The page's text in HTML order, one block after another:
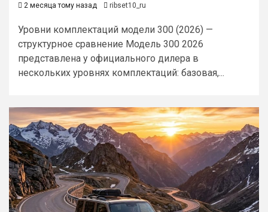
2 месяца тому назад ribset10_ru
Уровни комплектаций модели 300 (2026) —
структурное сравнение Модель 300 2026
представлена у официального дилера в
нескольких уровнях комплектаций: базовая,...